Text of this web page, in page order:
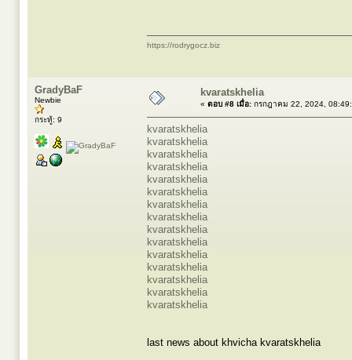
https://rodrygocz.biz
GradyBaF
Newbie
กระทู้: 9
kvaratskhelia
« ตอบ #8 เมื่อ: กรกฎาคม 22, 2024,
kvaratskhelia
kvaratskhelia
kvaratskhelia
kvaratskhelia
kvaratskhelia
kvaratskhelia
kvaratskhelia
kvaratskhelia
kvaratskhelia
kvaratskhelia
kvaratskhelia
kvaratskhelia
kvaratskhelia
kvaratskhelia
kvaratskhelia
last news about khvicha kvaratskhelia